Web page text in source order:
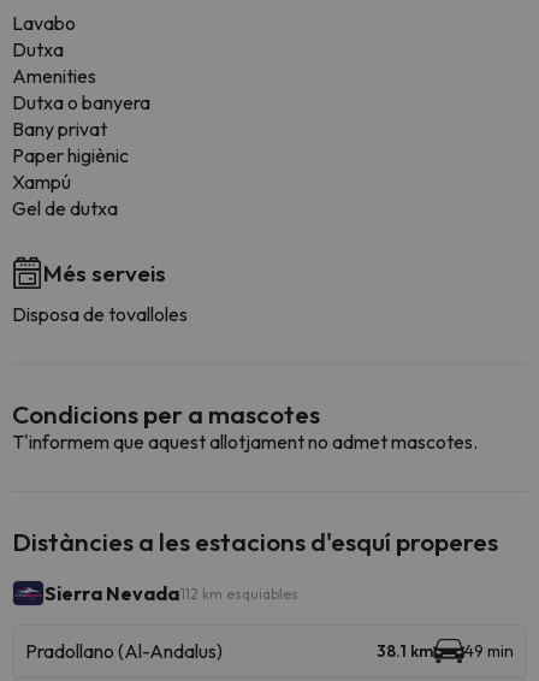
Lavabo
Dutxa
Amenities
Dutxa o banyera
Bany privat
Paper higiènic
Xampú
Gel de dutxa
Més serveis
Disposa de tovalloles
Condicions per a mascotes
T'informem que aquest allotjament no admet mascotes.
Distàncies a les estacions d'esquí properes
Sierra Nevada112 km esquiables
Pradollano (Al-Andalus) 38.1 km 49 min